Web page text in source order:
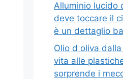
Alluminio lucido
deve toccare il
è un dettaglio
Olio d oliva
vita alle
sorprende i